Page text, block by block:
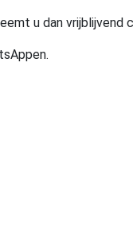
u dan vrijblijvend